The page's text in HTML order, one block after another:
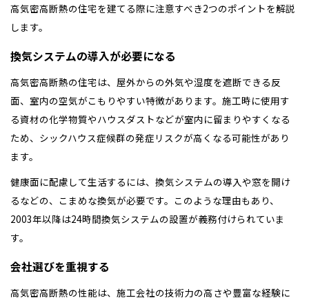
高気密高断熱の住宅を建てる際に注意すべき2つのポイントを解説
します。
換気システムの導入が必要になる
高気密高断熱の住宅は、屋外からの外気や湿度を遮断できる反
面、室内の空気がこもりやすい特徴があります。施工時に使用す
る資材の化学物質やハウスダストなどが室内に留まりやすくなる
ため、シックハウス症候群の発症リスクが高くなる可能性があり
ます。
健康面に配慮して生活するには、換気システムの導入や窓を開け
るなどの、こまめな換気が必要です。このような理由もあり、
2003年以降は24時間換気システムの設置が義務付けられていま
す。
会社選びを重視する
高気密高断熱の性能は、施工会社の技術力の高さや豊富な経験に